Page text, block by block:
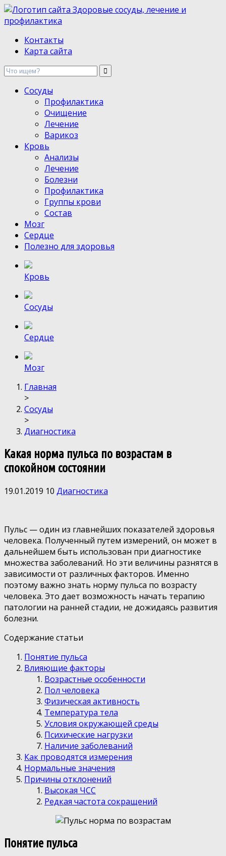
Здоровые сосуды, лечение и профилактика
Контакты
Карта сайта
Сосуды
Профилактика
Очищение
Лечение
Варикоз
Кровь
Анализы
Лечение
Болезни
Профилактика
Группы крови
Состав
Мозг
Сердце
Полезно для здоровья
Кровь
Сосуды
Сердце
Мозг
Главная
>
Сосуды
>
Диагностика
Какая норма пульса по возрастам в
спокойном состоянии
19.01.2019 10 Диагностика
Пульс — один из главнейших показателей здоровья
человека. Полученный путем измерений, он может в
дальнейшем быть использован при диагностике
множества заболеваний. Но эти величины разнятся в
зависимости от различных факторов. Именно
поэтому важно знать норму пульса по возрасту
человека. Это дает возможность начать терапию
патологии на ранней стадии, не дожидаясь развития
болезни.
Содержание статьи
Понятие пульса
Влияющие факторы
Возрастные особенности
Пол человека
Физическая активность
Температура тела
Условия окружающей среды
Психические нагрузки
Наличие заболеваний
Как проводятся измерения
Нормальные значения
Причины отклонений
Высокая ЧСС
Редкая частота сокращений
Понятие пульса